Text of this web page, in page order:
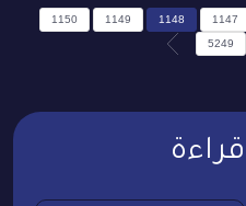
1147
1148
1149
1150
5249
قراءة